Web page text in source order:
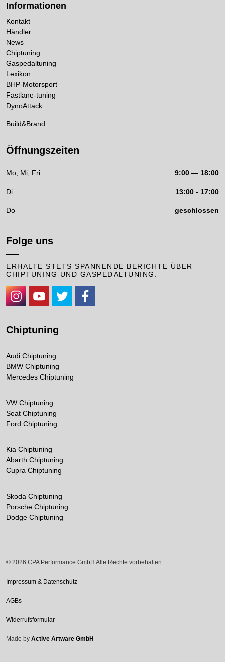
Informationen
Kontakt
Händler
News
Chiptuning
Gaspedaltuning
Lexikon
BHP-Motorsport
Fastlane-tuning
DynoAttack
Build&Brand
Öffnungszeiten
Mo, Mi, Fri 9:00 — 18:00
Di 13:00 - 17:00
Do geschlossen
Folge uns
ERHALTE STETS SPANNENDE BERICHTE ÜBER
CHIPTUNING UND GASPEDALTUNING.
Chiptuning
Audi Chiptuning
BMW Chiptuning
Mercedes Chiptuning
VW Chiptuning
Seat Chiptuning
Ford Chiptuning
Kia Chiptuning
Abarth Chiptuning
Cupra Chiptuning
Skoda Chiptuning
Porsche Chiptuning
Dodge Chiptuning
© 2026 CPA Performance GmbH Alle Rechte vorbehalten.
Impressum & Datenschutz
AGBs
Widerrufsformular
Made by Active Artware GmbH